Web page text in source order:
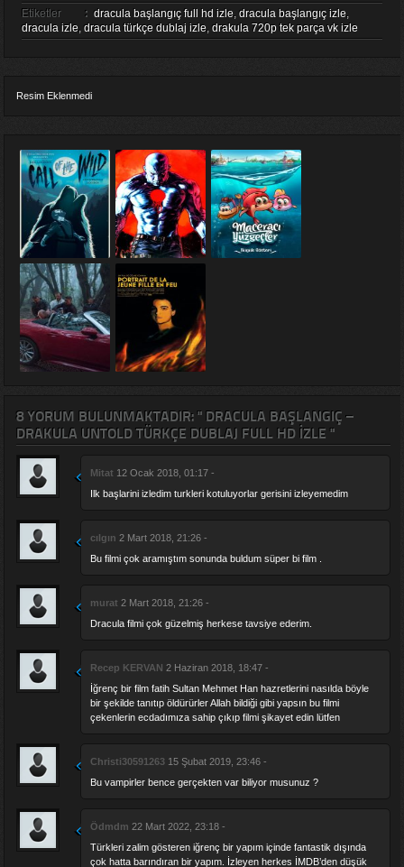
Etiketler
: dracula başlangıç full hd izle, dracula başlangıç izle,
dracula izle, dracula türkçe dublaj izle, drakula 720p tek parça vk izle
Resim Eklenmedi
8 YORUM BULUNMAKTADIR: " DRACULA BAŞLANGIÇ –
DRAKULA UNTOLD TÜRKÇE DUBLAJ FULL HD IZLE "
Mitat 12 Ocak 2018, 01:17 -
Ilk başlarini izledim turkleri kotuluyorlar gerisini izleyemedim
cılgın 2 Mart 2018, 21:26 -
Bu filmi çok aramıştım sonunda buldum süper bi film .
murat 2 Mart 2018, 21:26 -
Dracula filmi çok güzelmiş herkese tavsiye ederim.
Recep KERVAN 2 Haziran 2018, 18:47 -
İğrenç bir film fatih Sultan Mehmet Han hazretlerini nasılda böyle
bir şekilde tanıtıp öldürürler Allah bildiği gibi yapsın bu filmi
çekenlerin ecdadımıza sahip çıkıp filmi şikayet edin lütfen
Christi30591263 15 Şubat 2019, 23:46 -
Bu vampirler bence gerçekten var biliyor musunuz ?
Ödmdm 22 Mart 2022, 23:18 -
Türkleri zalim gösteren iğrenç bir yapım içinde fantastik dışında
çok hatta barındıran bir yapım. İzleyen herkes İMDB’den düşük